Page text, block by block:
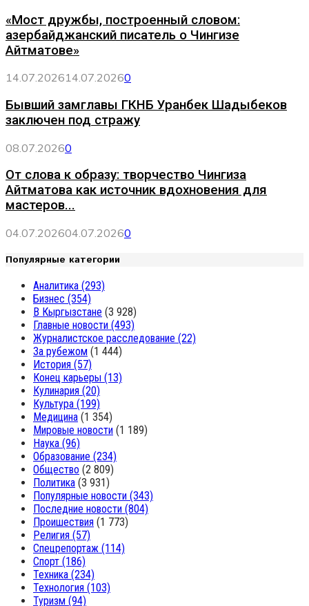
«Мост дружбы, построенный словом:
азербайджанский писатель о Чингизе
Айтматове»
14.07.202614.07.20260
Бывший замглавы ГКНБ Уранбек Шадыбеков
заключен под стражу
08.07.20260
От слова к образу: творчество Чингиза
Айтматова как источник вдохновения для
мастеров...
04.07.202604.07.20260
Популярные категории
Аналитика (293)
Бизнес (354)
В Кыргызстане (3 928)
Главные новости (493)
Журналистское расследование (22)
За рубежом (1 444)
История (57)
Конец карьеры (13)
Кулинария (20)
Культура (199)
Медицина (1 354)
Мировые новости (1 189)
Наука (96)
Образование (234)
Общество (2 809)
Политика (3 931)
Популярные новости (343)
Последние новости (804)
Проишествия (1 773)
Религия (57)
Спецрепортаж (114)
Спорт (186)
Техника (234)
Технология (103)
Туризм (94)